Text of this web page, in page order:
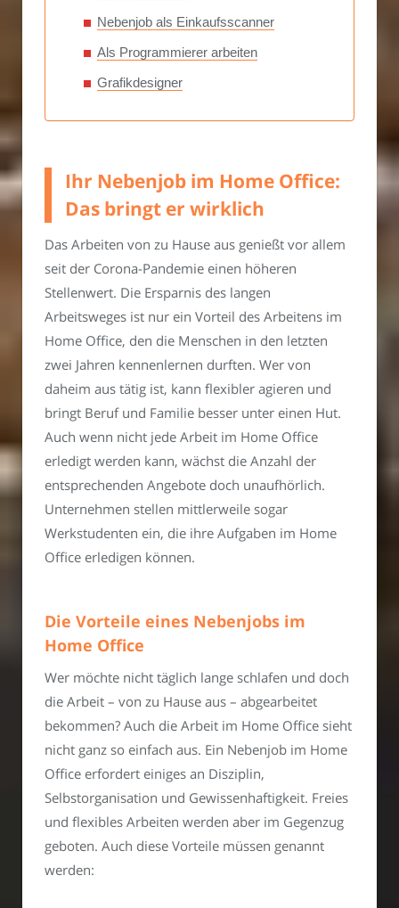
Nebenjob als Einkaufsscanner
Als Programmierer arbeiten
Grafikdesigner
Ihr Nebenjob im Home Office:
Das bringt er wirklich
Das Arbeiten von zu Hause aus genießt vor allem
seit der Corona-Pandemie einen höheren
Stellenwert. Die Ersparnis des langen
Arbeitsweges ist nur ein Vorteil des Arbeitens im
Home Office, den die Menschen in den letzten
zwei Jahren kennenlernen durften. Wer von
daheim aus tätig ist, kann flexibler agieren und
bringt Beruf und Familie besser unter einen Hut.
Auch wenn nicht jede Arbeit im Home Office
erledigt werden kann, wächst die Anzahl der
entsprechenden Angebote doch unaufhörlich.
Unternehmen stellen mittlerweile sogar
Werkstudenten ein, die ihre Aufgaben im Home
Office erledigen können.
Die Vorteile eines Nebenjobs im
Home Office
Wer möchte nicht täglich lange schlafen und doch
die Arbeit – von zu Hause aus – abgearbeitet
bekommen? Auch die Arbeit im Home Office sieht
nicht ganz so einfach aus. Ein Nebenjob im Home
Office erfordert einiges an Disziplin,
Selbstorganisation und Gewissenhaftigkeit. Freies
und flexibles Arbeiten werden aber im Gegenzug
geboten. Auch diese Vorteile müssen genannt
werden: